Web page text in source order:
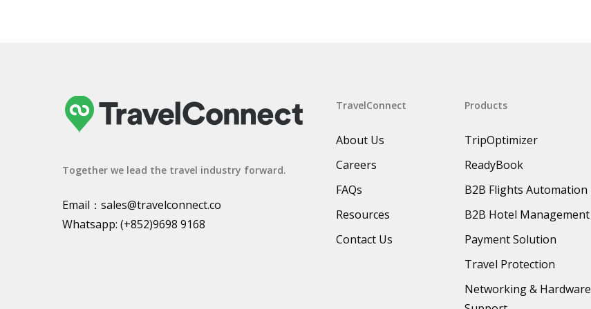
Together we lead the travel industry forward.
Email： sales@travelconnect.co
Whatsapp: (+852)9698 9168
TravelConnect
About Us
Careers
FAQs
Resources
Contact Us
Products
TripOptimizer
ReadyBook
B2B Flights Automation
B2B Hotel Management
Payment Solution
Travel Protection
Networking & Hardware